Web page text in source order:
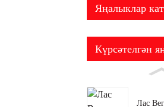
Яңалыклар
Күрсәтелгән
Лас